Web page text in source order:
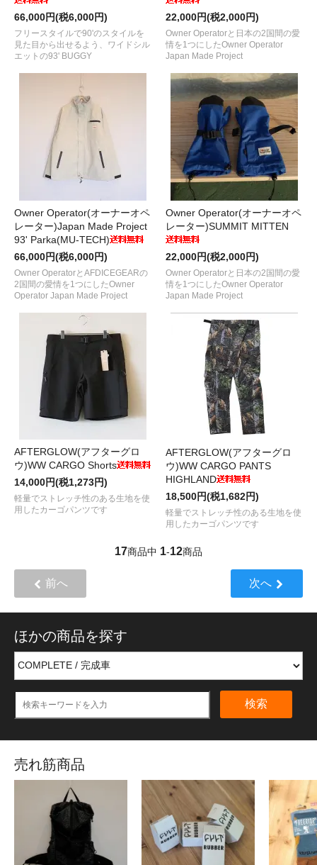
66,000円(税6,000円)
フリースタイルで90'のスタイルを
見た目から出せるよう、ワイドシル
エットの93' BUGGY
22,000円(税2,000円)
Owner Operatorと日本の2国間の愛
情を1つにしたOwner Operator
Japan Made Project
Owner Operator(オーナーオペ
レーター)Japan Made Project
93' Parka(MU-TECH)
66,000円(税6,000円)
Owner OperatorとAFDICEGEARの
2国間の愛情を1つにしたOwner
Operator Japan Made Project
Owner Operator(オーナーオペ
レーター)SUMMIT MITTEN
22,000円(税2,000円)
Owner Operatorと日本の2国間の愛
情を1つにしたOwner Operator
Japan Made Project
AFTERGLOW(アフターグロ
ウ)WW CARGO Shorts
14,000円(税1,273円)
軽量でストレッチ性のある生地を使
用したカーゴパンツです
AFTERGLOW(アフターグロ
ウ)WW CARGO PANTS
HIGHLAND
18,500円(税1,682円)
軽量でストレッチ性のある生地を使
用したカーゴパンツです
17商品中 1-12商品
前へ 次へ
ほかの商品を探す
検索
売れ筋商品